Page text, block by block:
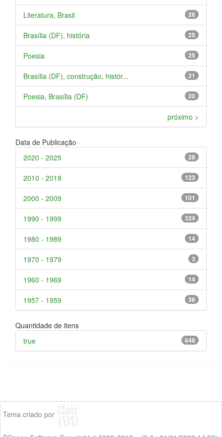
26
Literatura, Brasil
25
Brasília (DF), história
25
Poesia
21
Brasília (DF), construção, histór...
20
Poesia, Brasília (DF)
próximo >
Data de Publicação
28
2020 - 2025
123
2010 - 2019
101
2000 - 2009
324
1990 - 1999
14
1980 - 1989
3
1970 - 1979
14
1960 - 1969
36
1957 - 1959
Quantidade de itens
648
true
Tema criado por